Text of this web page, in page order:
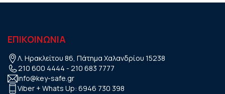
ΕΠΙΚΟΙΝΩΝΙΑ
Λ. Ηρακλείτου 86, Πάτημα Χαλανδρίου 15238
210 600 4444 - 210 683 7777
info@key-safe.gr
Viber + Whats Up: 6946 730 398